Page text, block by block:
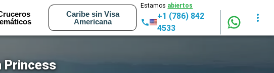
Caribe sin Visa
Americana
Estamos abiertos
+1 (786) 842
4533
Princess